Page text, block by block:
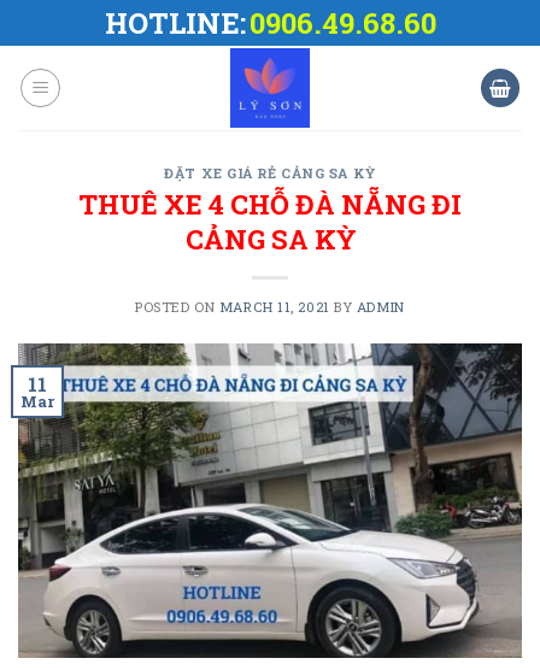
to
content
HOTLINE:0906.49.68.60
ĐẶT XE GIÁ RẺ CẢNG SA KỲ
THUÊ XE 4 CHỖ ĐÀ NẴNG ĐI
CẢNG SA KỲ
POSTED ON MARCH 11, 2021 BY ADMIN
11
Mar